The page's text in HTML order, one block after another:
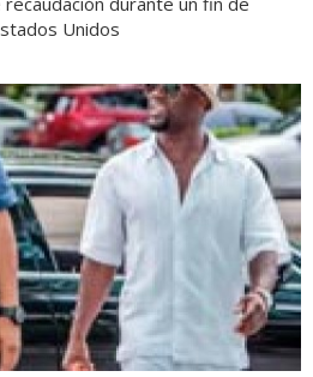
Unidos